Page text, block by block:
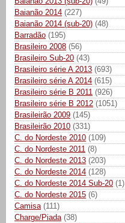
Baianão 2014 (227)
Baianão 2014 (sub-20) (48)
Barradão (195)
Brasileiro 2008 (56)
Brasileiro Sub-20 (43)
Brasileiro série A 2013 (693)
Brasileiro série A 2014 (615)
Brasileiro série B 2011 (926)
Brasileiro série B 2012 (1051)
Brasileirão 2009 (145)
Brasileirão 2010 (331)
C. do Nordeste 2010 (109)
C. do Nordeste 2011 (8)
C. do Nordeste 2013 (203)
C. do Nordeste 2014 (128)
C. do Nordeste 2014 Sub-20 (1)
C. do Nordeste 2015 (6)
Camisa (111)
Charge/Piada (38)